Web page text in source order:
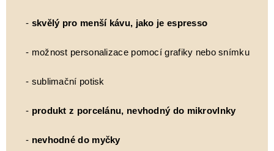
- skvělý pro menší kávu, jako je espresso
- možnost personalizace pomocí grafiky nebo snímku
- sublimační potisk
- produkt z porcelánu, nevhodný do mikrovlnky
- nevhodné do myčky